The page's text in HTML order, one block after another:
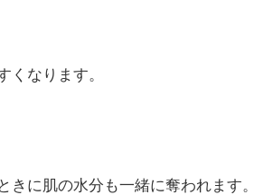
くなります。
きに肌の水分も一緒に奪われます